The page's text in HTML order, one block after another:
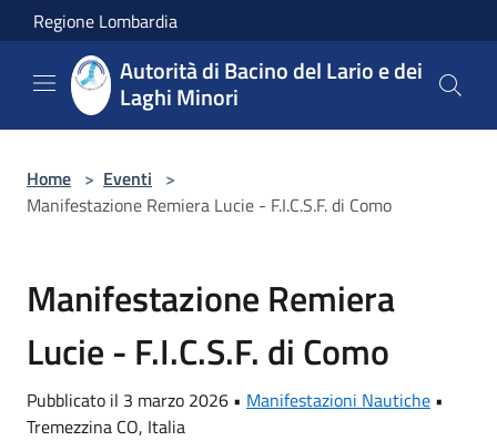
Salta al contenuto principale
Regione Lombardia
Autorità di Bacino del Lario e dei
Laghi Minori
Home > Eventi >
Manifestazione Remiera Lucie - F.I.C.S.F. di Como
Manifestazione Remiera
Lucie - F.I.C.S.F. di Como
Pubblicato il 3 marzo 2026 • Manifestazioni Nautiche •
Tremezzina CO, Italia